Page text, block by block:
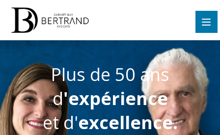
Plus de 50 ans
d'expérience
et d'excellence.